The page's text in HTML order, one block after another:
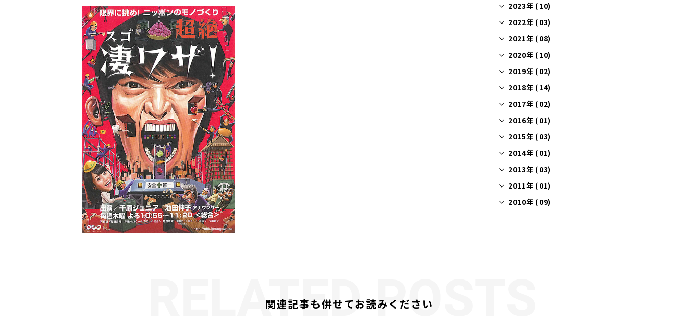
2023年 (10)
2022年 (03)
2021年 (08)
2020年 (10)
2019年 (02)
2018年 (14)
2017年 (02)
2016年 (01)
2015年 (03)
2014年 (01)
2013年 (03)
2011年 (01)
2010年 (09)
関連記事も併せてお読みください